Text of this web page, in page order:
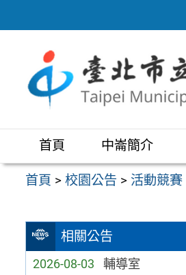
至
區
首頁 中崙簡介
首頁 >校園公告 > 活動競賽
相關公告
2026-08-03 輔導室